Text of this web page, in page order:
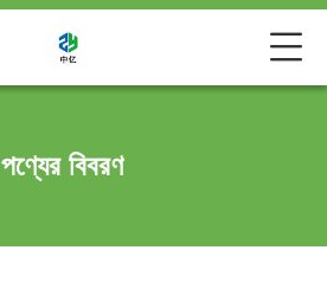
পণ্যের বিবরণ